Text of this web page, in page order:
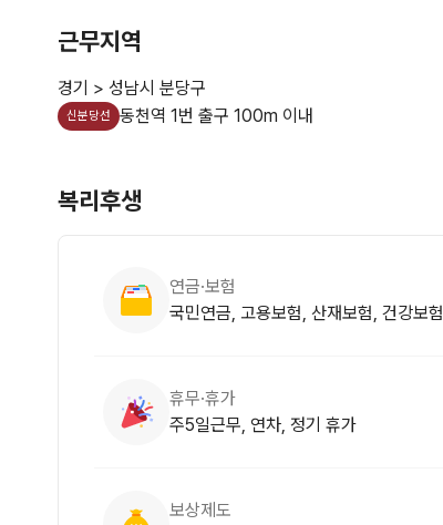
근무지역
경기 > 성남시 분당구
신분당선 동천역 1번 출구 100m 이내
복리후생
연금·보험
국민연금, 고용보험, 산재보험, 건강보험
휴무·휴가
주5일근무, 연차, 정기 휴가
보상제도